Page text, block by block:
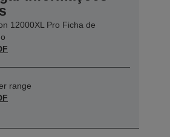
12000XL Pro Ficha de
range